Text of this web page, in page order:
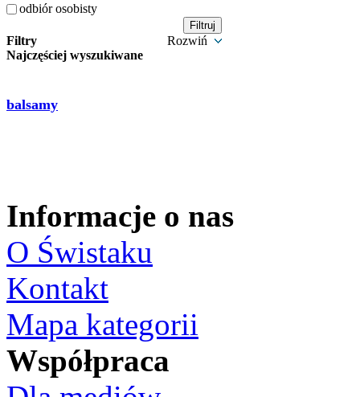
odbiór osobisty
Filtry
Rozwiń
Najczęściej wyszukiwane
balsamy
Informacje o nas
O Świstaku
Kontakt
Mapa kategorii
Współpraca